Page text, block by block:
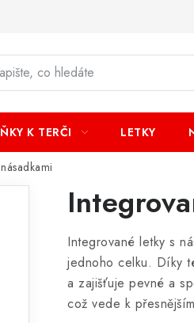
K TERČI LETKY
Integrované letky s
jednoho celku. Díky
a zajišťuje pevné a
což vede k